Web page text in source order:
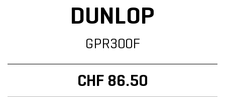
DUNLOP
GPR300F
CHF 86.50